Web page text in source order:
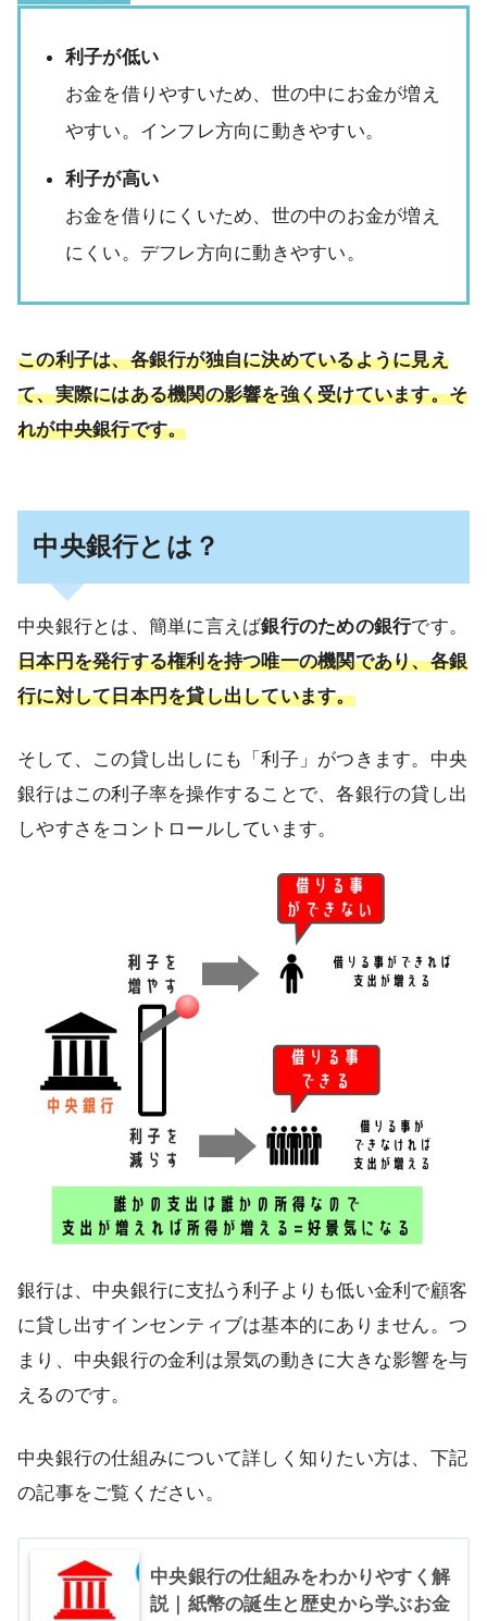
利子が低い
お金を借りやすいため、世の中にお金が増え
やすい。インフレ方向に動きやすい。
利子が高い
お金を借りにくいため、世の中のお金が増え
にくい。デフレ方向に動きやすい。
この利子は、各銀行が独自に決めているように見え
て、実際にはある機関の影響を強く受けています。そ
れが中央銀行です。
中央銀行とは？
中央銀行とは、簡単に言えば銀行のための銀行です。
日本円を発行する権利を持つ唯一の機関であり、各銀
行に対して日本円を貸し出しています。
そして、この貸し出しにも「利子」がつきます。中央
銀行はこの利子率を操作することで、各銀行の貸し出
しやすさをコントロールしています。
銀行は、中央銀行に支払う利子よりも低い金利で顧客
に貸し出すインセンティブは基本的にありません。つ
まり、中央銀行の金利は景気の動きに大きな影響を与
えるのです。
中央銀行の仕組みについて詳しく知りたい方は、下記
の記事をご覧ください。
中央銀行の仕組みをわかりやすく解
説｜紙幣の誕生と歴史から学ぶお金